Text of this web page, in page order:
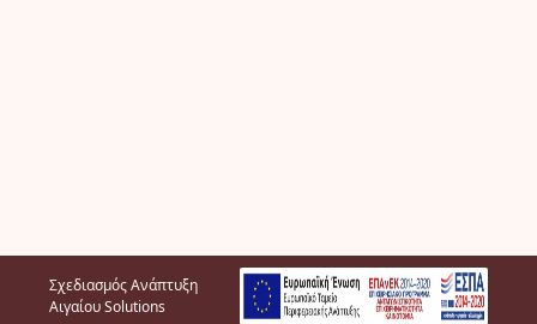
Σχεδιασμός Ανάπτυξη
Αιγαίου Solutions